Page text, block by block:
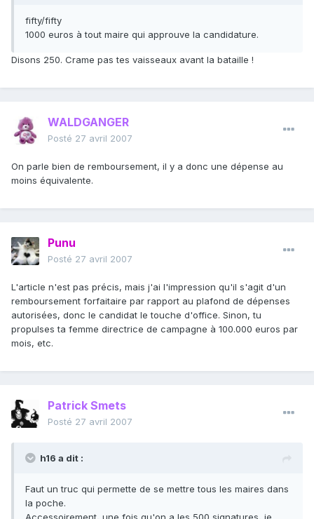
fifty/fifty
1000 euros à tout maire qui approuve la candidature.
Disons 250. Crame pas tes vaisseaux avant la bataille !
WALDGANGER
Posté 27 avril 2007
On parle bien de remboursement, il y a donc une dépense au
moins équivalente.
Punu
Posté 27 avril 2007
L'article n'est pas précis, mais j'ai l'impression qu'il s'agit d'un
remboursement forfaitaire par rapport au plafond de dépenses
autorisées, donc le candidat le touche d'office. Sinon, tu
propulses ta femme directrice de campagne à 100.000 euros par
mois, etc.
Patrick Smets
Posté 27 avril 2007
h16 a dit :
Faut un truc qui permette de se mettre tous les maires dans
la poche.